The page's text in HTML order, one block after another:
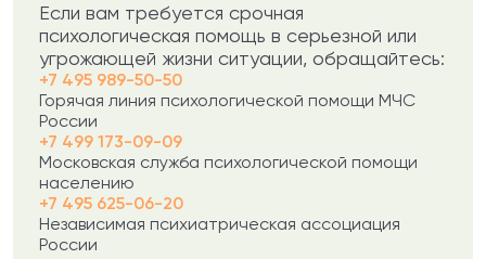
Если вам требуется срочная
психологическая помощь в серьезной или
угрожающей жизни ситуации, обращайтесь:
+7 495 989-50-50
Горячая линия психологической помощи МЧС
России
+7 499 173-09-09
Московская служба психологической помощи
населению
+7 495 625-06-20
Независимая психиатрическая ассоциация
России